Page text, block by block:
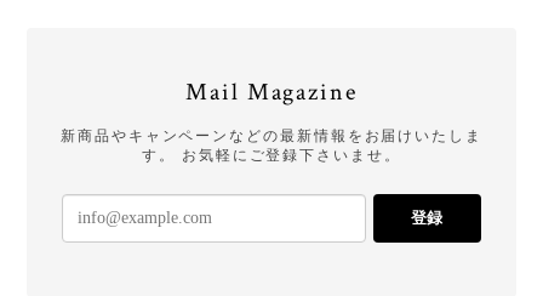
Mail Magazine
新商品やキャンペーンなどの最新情報をお届けいたしま
す。 お気軽にご登録下さいませ。
登録